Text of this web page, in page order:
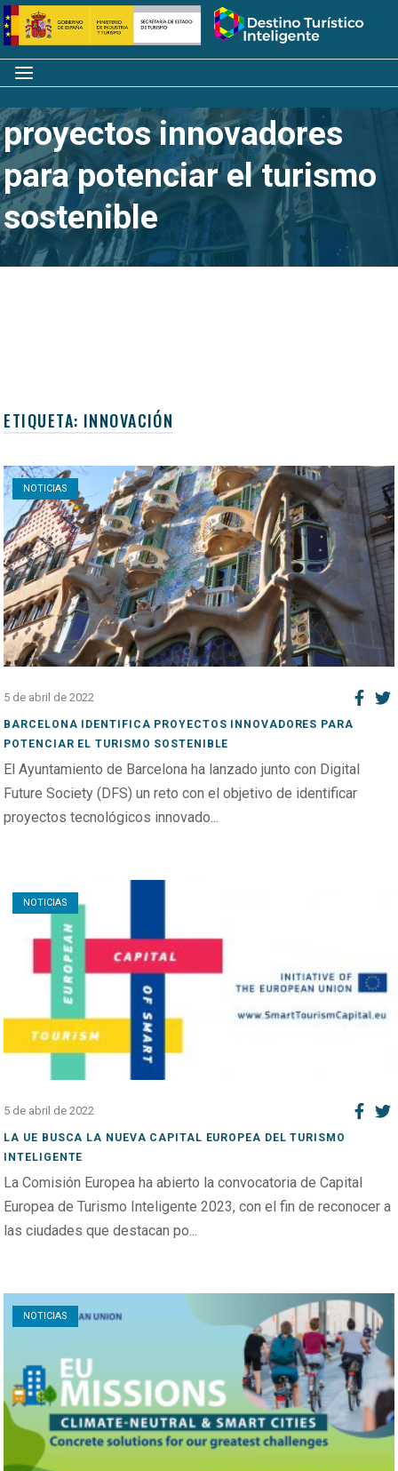
Saltar
al
contenido
Inicio
Menú
Barcelona identifica
proyectos innovadores
para potenciar el turismo
sostenible
ETIQUETA: INNOVACIÓN
NOTICIAS
Open post
5 de abril de 2022
BARCELONA IDENTIFICA PROYECTOS INNOVADORES PARA
POTENCIAR EL TURISMO SOSTENIBLE
El Ayuntamiento de Barcelona ha lanzado junto con Digital
Future Society (DFS) un reto con el objetivo de identificar
proyectos tecnológicos innovado...
NOTICIAS
5 de abril de 2022
LA UE BUSCA LA NUEVA CAPITAL EUROPEA DEL TURISMO
INTELIGENTE
La Comisión Europea ha abierto la convocatoria de Capital
Europea de Turismo Inteligente 2023, con el fin de reconocer a
las ciudades que destacan po...
NOTICIAS
Open post